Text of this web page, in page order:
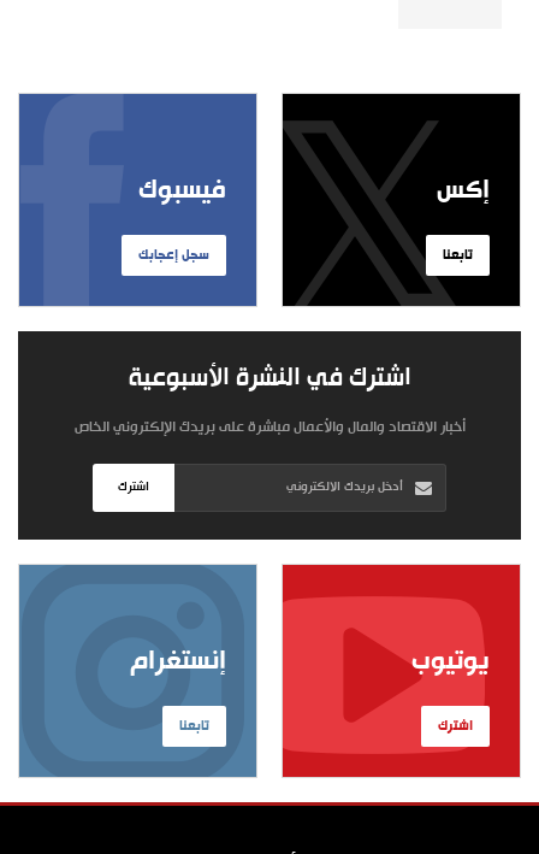
فيسبوك
سجل إعجابك
إكس
تابعنا
اشترك في النشرة الأسبوعية
أخبار الاقتصاد والمال والأعمال مباشرة على بريدك الإلكتروني الخاص
اشترك
إنستغرام
تابعنا
يوتيوب
اشترك